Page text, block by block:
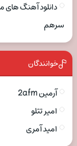
دانلود آهنگ های
سرهم
خوانندگان
آرمین 2afm
امیر تتلو
امید آمری